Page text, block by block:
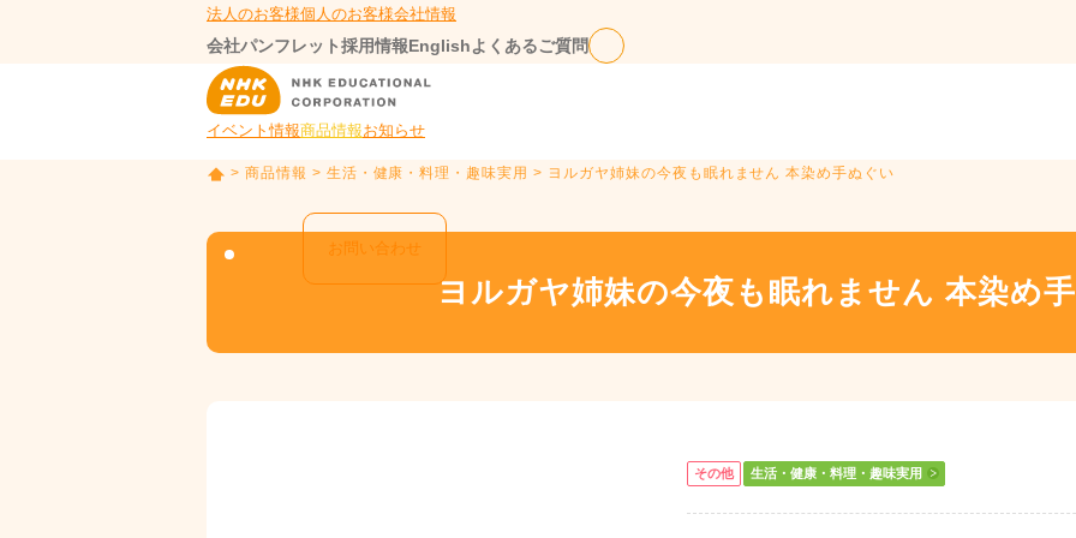
法人のお客様個人のお客様会社情報
会社パンフレット採用情報Englishよくあるご質問
イベント情報商品情報お知らせ
お問い合わせ
P
> 商品情報 > 生活・健康・料理・趣味実用 > ヨルガヤ姉妹の今夜も眠れません 本染め手ぬぐい
ヨルガヤ姉妹の今夜も眠れません 本染め
その他 生活・健康・料理・趣味実用